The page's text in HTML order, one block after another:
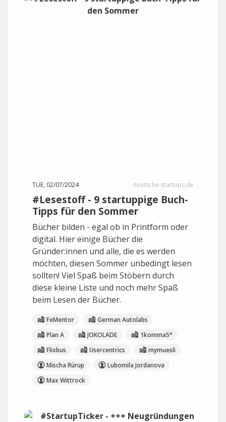
TUE, 02/07/2024 deutsche-startups.de
#Lesestoff - 9 startuppige Buch-
Tipps für den Sommer
Bücher bilden - egal ob in Printform oder
digital. Hier einige Bücher die
Gründer:innen und alle, die es werden
möchten, diesen Sommer unbedingt lesen
sollten! Viel Spaß beim Stöbern durch
diese kleine Liste und noch mehr Spaß
beim Lesen der Bücher.
FeMentor
German Autolabs
Plan A
JOKOLADE
1komma5°
Flixbus
Usercentrics
mymuesli
Mischa Rürup
Lubomila Jordanova
Max Wittrock